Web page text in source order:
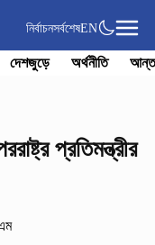
নির্বাচনসর্বশেষEN
দেশজুড়ে অর্থনীতি
প্রতিমন্ত্রীর